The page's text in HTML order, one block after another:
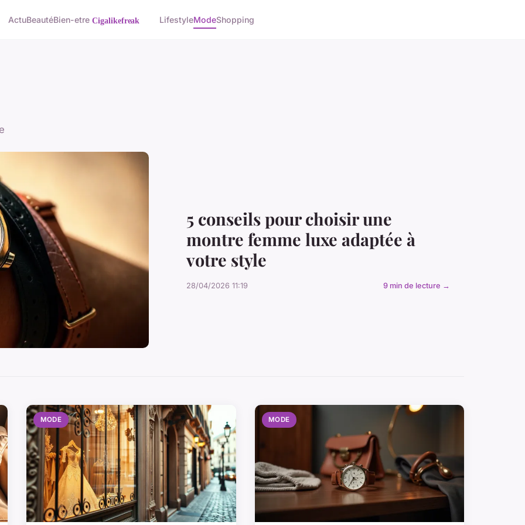
ActuBeautéBien-etre LifestyleModeShopping
5 conseils pour choisir une
montre femme luxe adaptée à
votre style
28/04/2026 11:19 9 min de lecture →
MODE MODE